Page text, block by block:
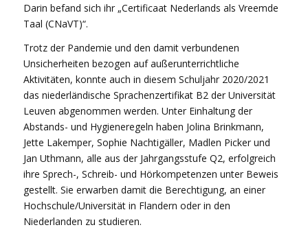
Darin befand sich ihr „Certificaat Nederlands als Vreemde
Taal (CNaVT)“.
Trotz der Pandemie und den damit verbundenen
Unsicherheiten bezogen auf außerunterrichtliche
Aktivitäten, konnte auch in diesem Schuljahr 2020/2021
das niederländische Sprachenzertifikat B2 der Universität
Leuven abgenommen werden. Unter Einhaltung der
Abstands- und Hygieneregeln haben Jolina Brinkmann,
Jette Lakemper, Sophie Nachtigäller, Madlen Picker und
Jan Uthmann, alle aus der Jahrgangsstufe Q2, erfolgreich
ihre Sprech-, Schreib- und Hörkompetenzen unter Beweis
gestellt. Sie erwarben damit die Berechtigung, an einer
Hochschule/Universität in Flandern oder in den
Niederlanden zu studieren.